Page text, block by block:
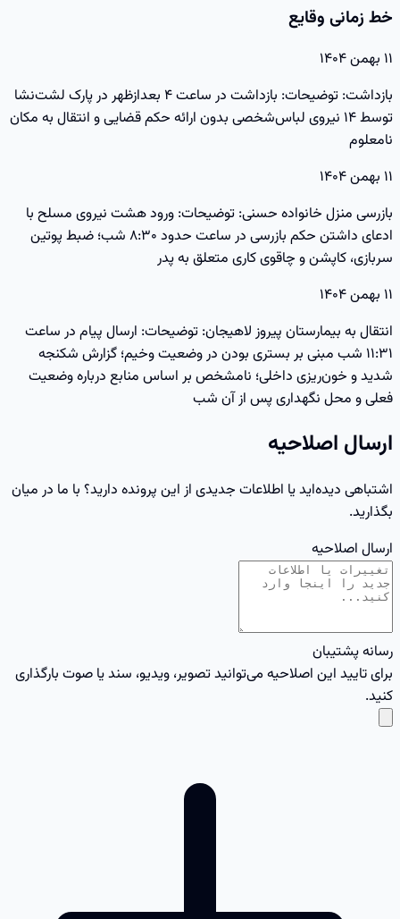
خط زمانی وقایع
۱۱ بهمن ۱۴۰۴
بازداشت: توضیحات: بازداشت در ساعت ۴ بعدازظهر در پارک لشت‌نشا
توسط ۱۴ نیروی لباس‌شخصی بدون ارائه حکم قضایی و انتقال به مکان
نامعلوم
۱۱ بهمن ۱۴۰۴
بازرسی منزل خانواده حسنی: توضیحات: ورود هشت نیروی مسلح با
ادعای داشتن حکم بازرسی در ساعت حدود ۸:۳۰ شب؛ ضبط پوتین
سربازی، کاپشن و چاقوی کاری متعلق به پدر
۱۱ بهمن ۱۴۰۴
انتقال به بیمارستان پیروز لاهیجان: توضیحات: ارسال پیام در ساعت
۱۱:۳۱ شب مبنی بر بستری بودن در وضعیت وخیم؛ گزارش شکنجه
شدید و خون‌ریزی داخلی؛ نامشخص بر اساس منابع درباره وضعیت
فعلی و محل نگهداری پس از آن شب
ارسال اصلاحیه
اشتباهی دیده‌اید یا اطلاعات جدیدی از این پرونده دارید؟ با ما در میان
بگذارید.
ارسال اصلاحیه
رسانه پشتیبان
برای تایید این اصلاحیه می‌توانید تصویر، ویدیو، سند یا صوت بارگذاری
کنید.